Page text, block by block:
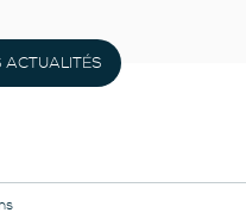
ACTUALITÉS